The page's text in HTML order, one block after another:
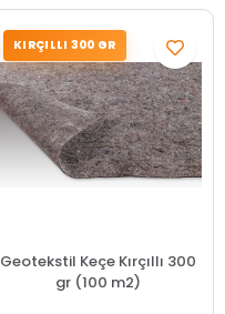
KIRÇILLI 300 GR
Geotekstil Keçe Kırçıllı 300
gr (100 m2)